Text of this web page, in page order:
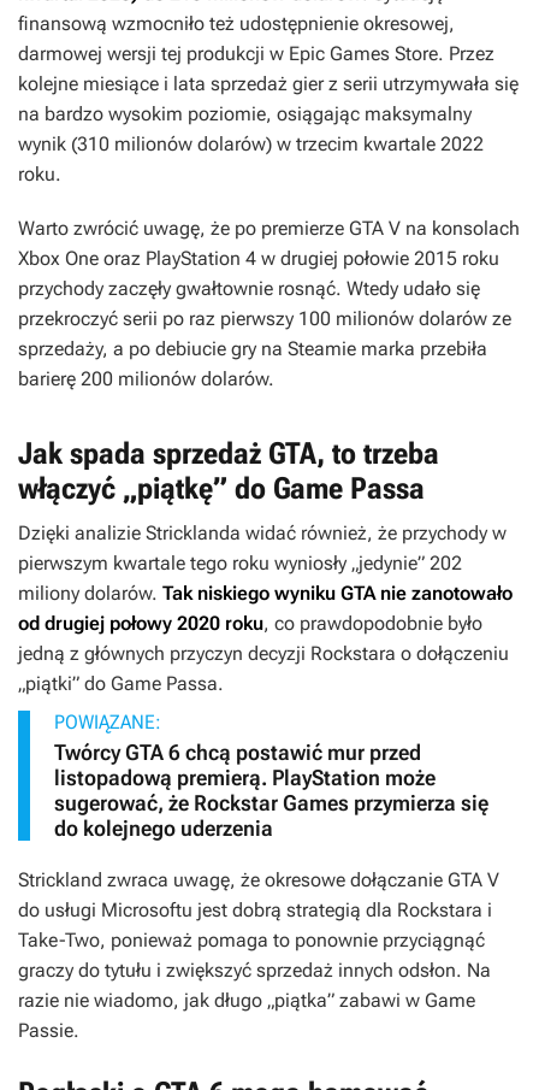
finansową wzmocniło też udostępnienie okresowej,
darmowej wersji tej produkcji w Epic Games Store. Przez
kolejne miesiące i lata sprzedaż gier z serii utrzymywała się
na bardzo wysokim poziomie, osiągając maksymalny
wynik (310 milionów dolarów) w trzecim kwartale 2022
roku.
Warto zwrócić uwagę, że po premierze GTA V na konsolach
Xbox One oraz PlayStation 4 w drugiej połowie 2015 roku
przychody zaczęły gwałtownie rosnąć. Wtedy udało się
przekroczyć serii po raz pierwszy 100 milionów dolarów ze
sprzedaży, a po debiucie gry na Steamie marka przebiła
barierę 200 milionów dolarów.
Jak spada sprzedaż GTA, to trzeba
włączyć „piątkę” do Game Passa
Dzięki analizie Stricklanda widać również, że przychody w
pierwszym kwartale tego roku wyniosły „jedynie” 202
miliony dolarów. Tak niskiego wyniku GTAnie zanotowało
od drugiej połowy 2020 roku, co prawdopodobnie było
jedną z głównych przyczyn decyzji Rockstara o dołączeniu
„piątki” do Game Passa.
POWIĄZANE:
Twórcy GTA 6 chcą postawić mur przed
listopadową premierą. PlayStation może
sugerować, że Rockstar Games przymierza się
do kolejnego uderzenia
Strickland zwraca uwagę, że okresowe dołączanie GTA V
do usługi Microsoftu jest dobrą strategią dla Rockstara i
Take-Two, ponieważ pomaga to ponownie przyciągnąć
graczy do tytułu i zwiększyć sprzedaż innych odsłon. Na
razie nie wiadomo, jak długo „piątka” zabawi w Game
Passie.